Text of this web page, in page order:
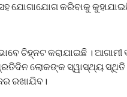
ଯୋଗାଯୋଗ କରିବାକୁ
ଚିହ୍ନଟ କରାଯାଇଛି । ଆଗାମୀ
ଲୋକଙ୍କ ସ୍ୱାସ୍ଥ୍ୟ ସ୍ଥିତି
ରଖାଯିବ।